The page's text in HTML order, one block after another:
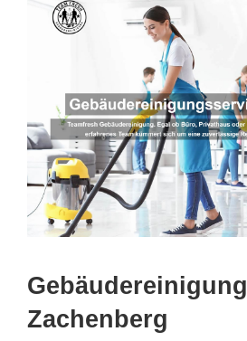
Gebäudereinigung
Zachenberg